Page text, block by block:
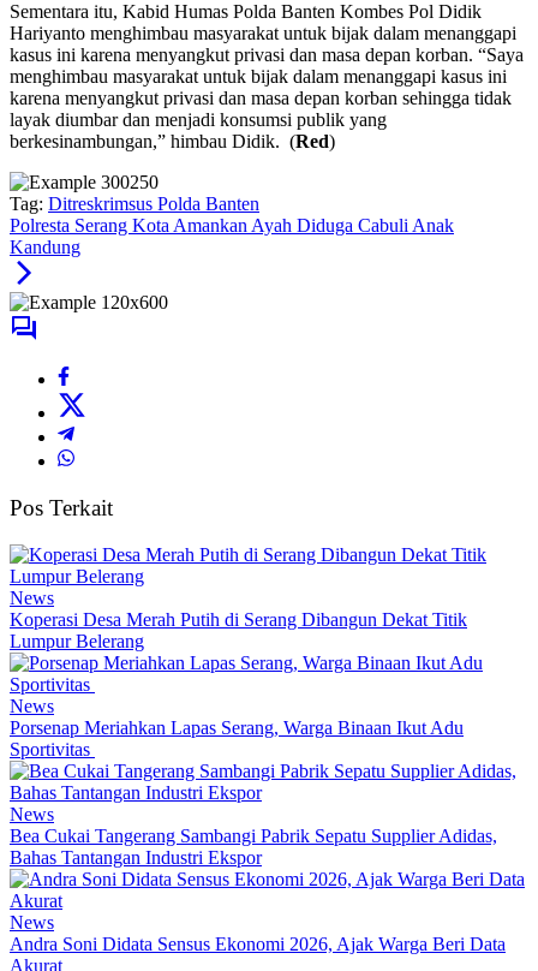
Sementara itu, Kabid Humas Polda Banten Kombes Pol Didik
Hariyanto menghimbau masyarakat untuk bijak dalam menanggapi
kasus ini karena menyangkut privasi dan masa depan korban. “Saya
menghimbau masyarakat untuk bijak dalam menanggapi kasus ini
karena menyangkut privasi dan masa depan korban sehingga tidak
layak diumbar dan menjadi konsumsi publik yang
berkesinambungan,” himbau Didik. (Red)
Tag: Ditreskrimsus Polda Banten
Polresta Serang Kota Amankan Ayah Diduga Cabuli Anak
Kandung
Pos Terkait
News
Koperasi Desa Merah Putih di Serang Dibangun Dekat Titik
Lumpur Belerang
News
Porsenap Meriahkan Lapas Serang, Warga Binaan Ikut Adu
Sportivitas
News
Bea Cukai Tangerang Sambangi Pabrik Sepatu Supplier Adidas,
Bahas Tantangan Industri Ekspor
News
Andra Soni Didata Sensus Ekonomi 2026, Ajak Warga Beri Data
Akurat